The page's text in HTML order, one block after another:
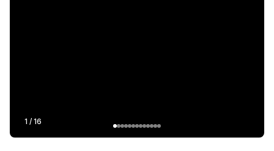
1 / 16